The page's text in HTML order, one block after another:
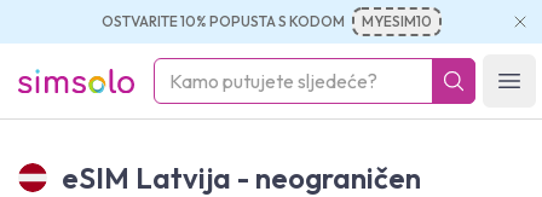
OSTVARITE 10% POPUSTA S KODOM MYESIM10
simsolo
eSIM Latvija - neograničen